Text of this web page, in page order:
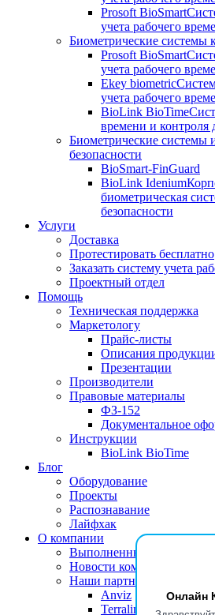
Онлайн
Prosoft BioSmart
учета рабочего
Биометрические системы
Prosoft BioSmart
учета рабочего
Ekey biometric
учета рабочего
BioLink BioTime
времени и контроля
Биометрические системы
безопасности
BioSmart-FinGuard
BioLink Idenium
биометрическая
безопасности
Услуги
Доставка
Протестировать бесплатно
Заказать систему учета
Проектный отдел
Помощь
Техническая поддержка
Маркетологу
Прайс-листы
Описания
Презентации
Производители
Правовые материалы
ФЗ-152
Документальное
Инструкции
BioLink BioTime
Блог
Оборудование
Проекты
Распознавание
Лайфхак
О компании
Выполненные проекты
Новости компании
Наши партнеры
Anviz
Terralink